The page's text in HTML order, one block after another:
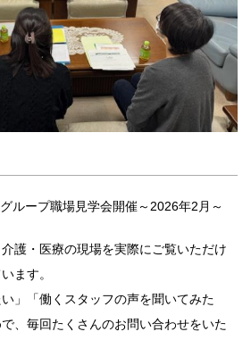
ループ職場見学会開催～2026年2月～
護・医療の現場を実際にご覧いただけ
ます。
い」「働くスタッフの声を聞いてみた
、毎回たくさんのお問い合わせをいた